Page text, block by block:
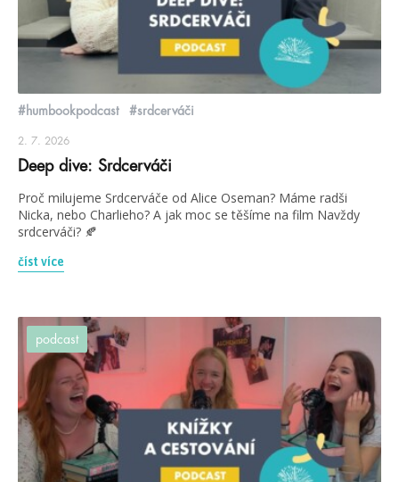
#humbookpodcast #srdcerváči
2. 7. 2026
Deep dive: Srdcerváči
Proč milujeme Srdcerváče od Alice Oseman? Máme radši
Nicka, nebo Charlieho? A jak moc se těšíme na film Navždy
srdcerváči? 🍂
číst více
podcast